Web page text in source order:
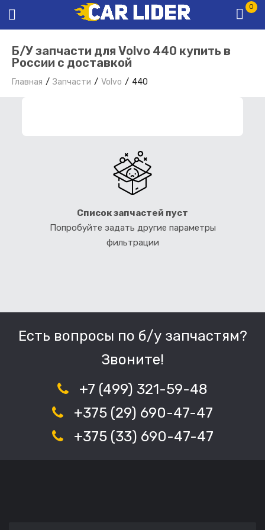
0
Б/У запчасти для Volvo 440 купить в
России с доставкой
Главная Запчасти Volvo 440
Список запчастей пуст
Попробуйте задать другие параметры
фильтрации
Есть вопросы по б/у запчастям?
Звоните!
+7 (499) 321-59-48
+375 (29) 690-47-47
+375 (33) 690-47-47